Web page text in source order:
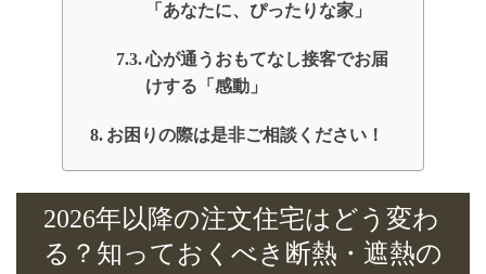
「あなたに、ぴったりな家」
心が通うおもてなし接客でお届
けする「感動」
お困りの際は是非ご相談ください！
2026年以降の注文住宅はどう変わ
る？知っておくべき断熱・遮熱の